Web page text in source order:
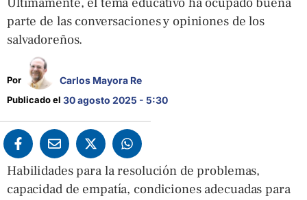
parte de las conversaciones y opiniones de los
salvadoreños.
Por Carlos Mayora Re
Publicado el 30 agosto 2025 - 5:30
Habilidades para la resolución de problemas,
capacidad de empatía, condiciones adecuadas para